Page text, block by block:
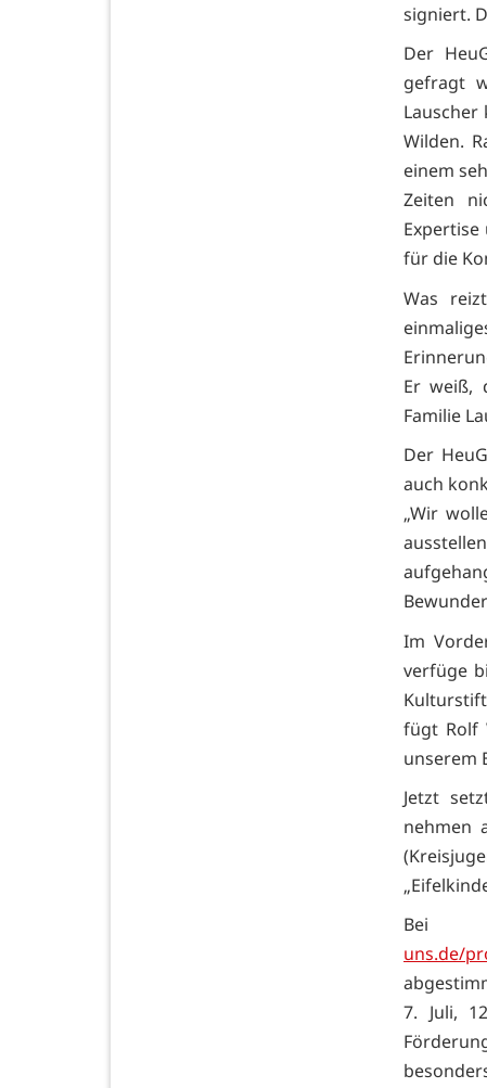
signiert.
Der
gefragt
Lauscher
Wilden.
einem
Zeiten
für die
Was
Er weiß,
Familie
Der
auch
„Wir
Im
verfüge
fügt Rolf
unserem
Jetzt
nehmen
uns.de/
7. Juli,